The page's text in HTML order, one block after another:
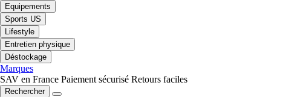
Equipements
Sports US
Lifestyle
Entretien physique
Déstockage
Marques
SAV en France Paiement sécurisé Retours faciles
Rechercher